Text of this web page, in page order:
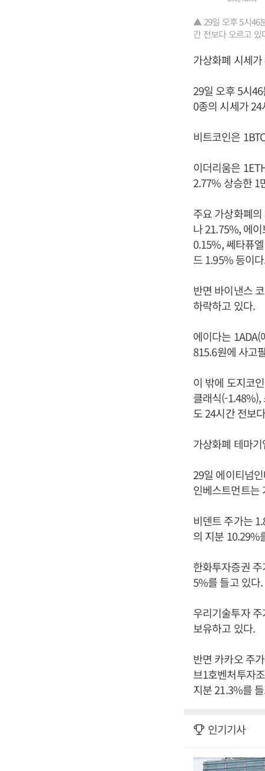
▲ 29일 오후 5시46
간 전보다 오르고
가상화폐 시세
29일 오후 5시
0종의 시세가
비트코인은
이더리움은
2.77% 상승한 1
주요 가상화폐
나 21.75%, 에
0.15%, 쎄타퓨
드 1.95% 등이
반면 바이낸스
하락하고 있다.
에이다는
815.6원에 사고
이 밖에 도지코
클래식(-
도 24시간 전보
가상화폐 테마
29일 에이티넘
인베스트먼트는
비덴트 주가는
의 지분 10.29%
한화투자증권
5%를 들고 있다.
우리기술투자
보유하고 있다.
반면 카카오 주
브1호벤처투자
지분 21.3%를
인기기사